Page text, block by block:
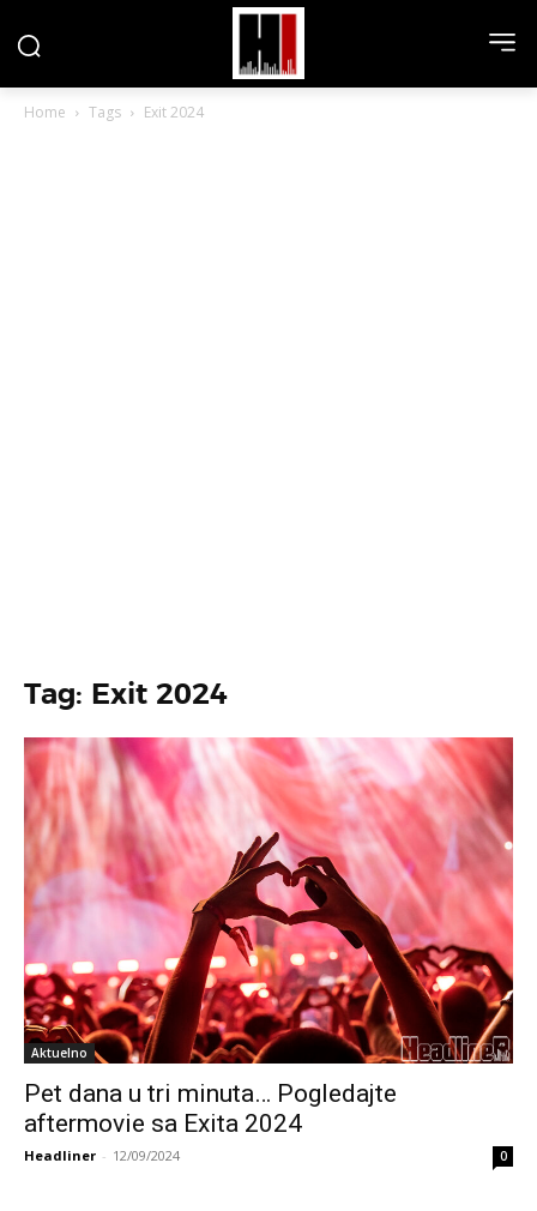
Home Tags Exit 2024
Tag: Exit 2024
Aktuelno
Pet dana u tri minuta… Pogledajte
aftermovie sa Exita 2024
Headliner - 12/09/2024 0